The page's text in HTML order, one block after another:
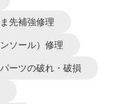
先補強修理
ソール）修理
パーツの破れ・破損